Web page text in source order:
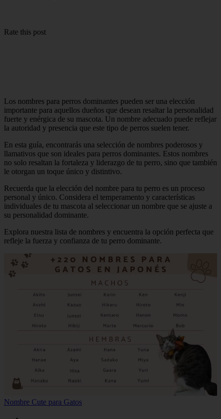
Rate this post
Los nombres para perros dominantes pueden ser una elección
importante para aquellos dueños que desean resaltar la personalidad
fuerte y enérgica de su mascota. Un nombre adecuado puede reflejar
la autoridad y presencia que este tipo de perros suelen tener.
En esta guía, encontrarás una selección de nombres poderosos y
llamativos que son ideales para perros dominantes. Estos nombres
no solo resaltan la fortaleza y liderazgo de tu perro, sino que también
le otorgan un toque único y distintivo.
Recuerda que la elección del nombre para tu perro es un proceso
personal y único. Considera el temperamento y características
individuales de tu mascota al seleccionar un nombre que se ajuste a
su personalidad dominante.
Explora nuestra lista de nombres y encuentra la opción perfecta que
refleje la fuerza y confianza de tu perro dominante.
Nombre Cute para Gatos